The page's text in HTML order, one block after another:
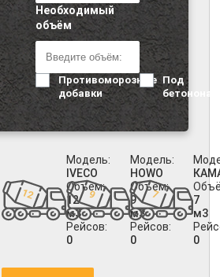
Необходимый
объём
Противоморозные
добавки
Под
Модель:
IVECO
Объём:
12
м3
Рейсов:
0
Модель:
HOWO
Объём:
9
м3
Рейсов:
0
7
м3
0